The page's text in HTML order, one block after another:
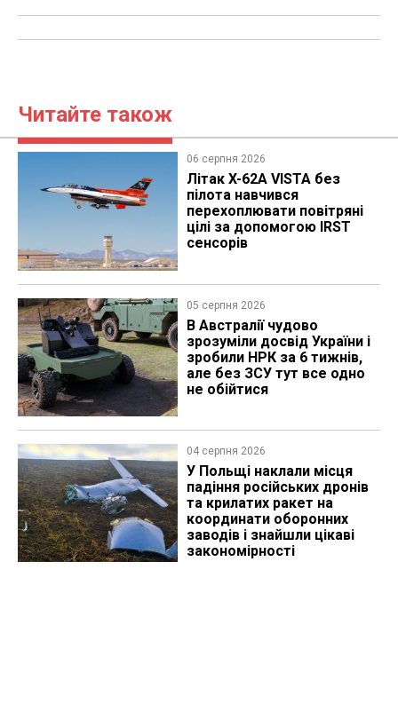
Читайте також
06 серпня 2026
Літак X-62A VISTA без
пілота навчився
перехоплювати повітряні
цілі за допомогою IRST
сенсорів
05 серпня 2026
В Австралії чудово
зрозуміли досвід України і
зробили НРК за 6 тижнів,
але без ЗСУ тут все одно
не обійтися
04 серпня 2026
У Польщі наклали місця
падіння російських дронів
та крилатих ракет на
координати оборонних
заводів і знайшли цікаві
закономірності